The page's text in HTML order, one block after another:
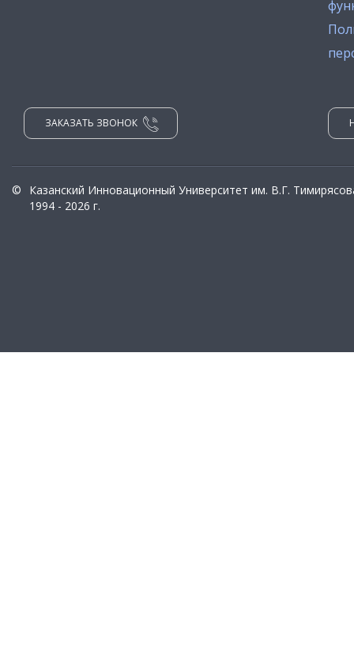
ЗАКАЗАТЬ ЗВОНОК
©
Казанский Инновационный Университет им. В.Г.
1994 - 2026 г.